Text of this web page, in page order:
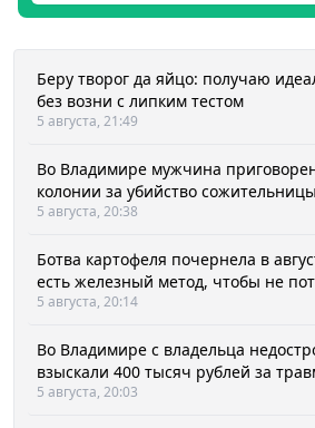
Беру творог да яйцо: получаю
без возни с липким тестом
5 августа, 21:49
Во Владимире мужчина
колонии за убийство сожительницы
5 августа, 20:38
Ботва картофеля почернела в
есть железный метод, чтобы не
5 августа, 20:14
Во Владимире с владельца
взыскали 400 тысяч рублей за
5 августа, 20:03